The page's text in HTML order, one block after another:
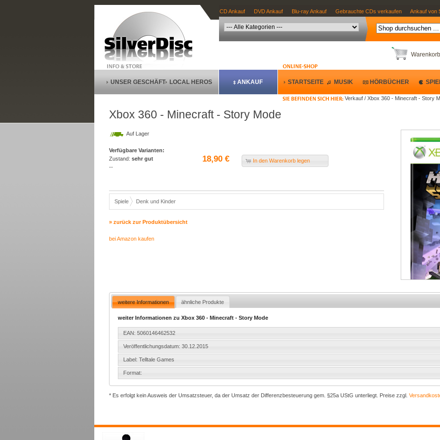
CD Ankauf DVD Ankauf Blu-ray Ankauf Gebrauchte CDs verkaufen Ankauf von
Warenkorb
Verkauf / Xbox 360 - Minecraft - Story
UNSER GESCHÄFT LOCAL HEROS ANKAUF STARTSEITE MUSIK HÖRBÜCHER
Xbox 360 - Minecraft - Story Mode
Auf Lager
Verfügbare Varianten:
Zustand: sehr gut
--
18,90 € In den Warenkorb legen
Spiele Denk und Kinder
» zurück zur Produktübersicht
bei Amazon kaufen
weitere Informationen ähnliche Produkte
weiter Informationen zu Xbox 360 - Minecraft - Story Mode
EAN: 5060146462532
Veröffentlichungsdatum: 30.12.2015
Label: Telltale Games
Format:
* Es erfolgt kein Ausweis der Umsatzsteuer, da der Umsatz der Differenzbesteuerung gem. §25a UStG unterliegt. Preise zzgl.